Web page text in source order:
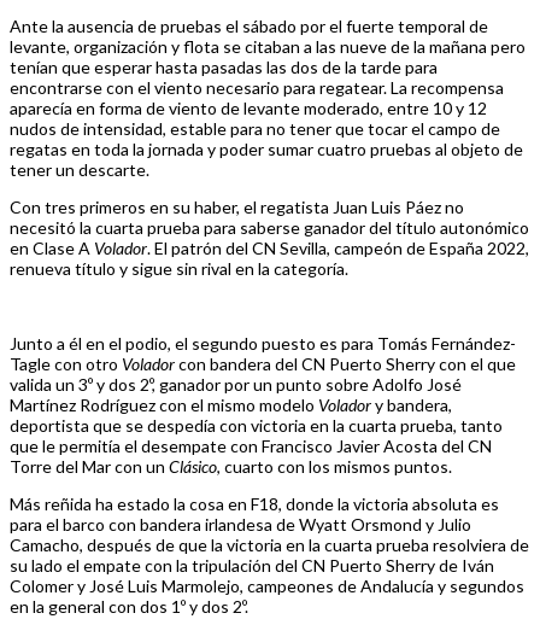
Ante la ausencia de pruebas el sábado por el fuerte temporal de
levante, organización y flota se citaban a las nueve de la mañana pero
tenían que esperar hasta pasadas las dos de la tarde para
encontrarse con el viento necesario para regatear. La recompensa
aparecía en forma de viento de levante moderado, entre 10 y 12
nudos de intensidad, estable para no tener que tocar el campo de
regatas en toda la jornada y poder sumar cuatro pruebas al objeto de
tener un descarte.
Con tres primeros en su haber, el regatista Juan Luis Páez no
necesitó la cuarta prueba para saberse ganador del título autonómico
en Clase A Volador. El patrón del CN Sevilla, campeón de España 2022,
renueva título y sigue sin rival en la categoría.
Junto a él en el podio, el segundo puesto es para Tomás Fernández-
Tagle con otro Voladorcon bandera del CN Puerto Sherry con el que
valida un 3º y dos 2º, ganador por un punto sobre Adolfo José
Martínez Rodríguez con el mismo modelo Voladory bandera,
deportista que se despedía con victoria en la cuarta prueba, tanto
que le permitía el desempate con Francisco Javier Acosta del CN
Torre del Mar con un Clásico, cuarto con los mismos puntos.
Más reñida ha estado la cosa en F18, donde la victoria absoluta es
para el barco con bandera irlandesa de Wyatt Orsmond y Julio
Camacho, después de que la victoria en la cuarta prueba resolviera de
su lado el empate con la tripulación del CN Puerto Sherry de Iván
Colomer y José Luis Marmolejo, campeones de Andalucía y segundos
en la general con dos 1º y dos 2º.